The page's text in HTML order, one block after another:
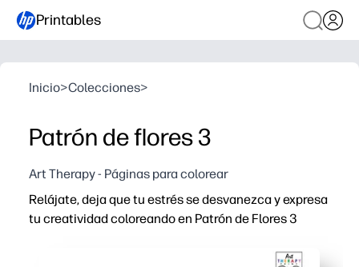
Printables
Inicio>Colecciones>
Patrón de flores 3
Art Therapy - Páginas para colorear
Relájate, deja que tu estrés se desvanezca y expresa
tu creatividad coloreando en Patrón de Flores 3
Simplicidad de impresión y uso: sin preparación, solo